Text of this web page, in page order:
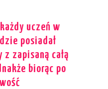
uczeń w
posiadał
zapisaną całą
biorąc po